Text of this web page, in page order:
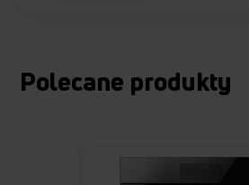
Polecane produkty